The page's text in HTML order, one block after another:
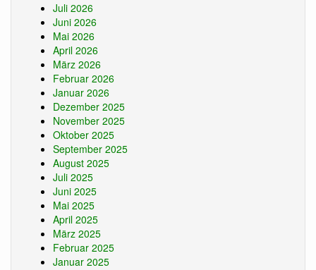
Juli 2026
Juni 2026
Mai 2026
April 2026
März 2026
Februar 2026
Januar 2026
Dezember 2025
November 2025
Oktober 2025
September 2025
August 2025
Juli 2025
Juni 2025
Mai 2025
April 2025
März 2025
Februar 2025
Januar 2025